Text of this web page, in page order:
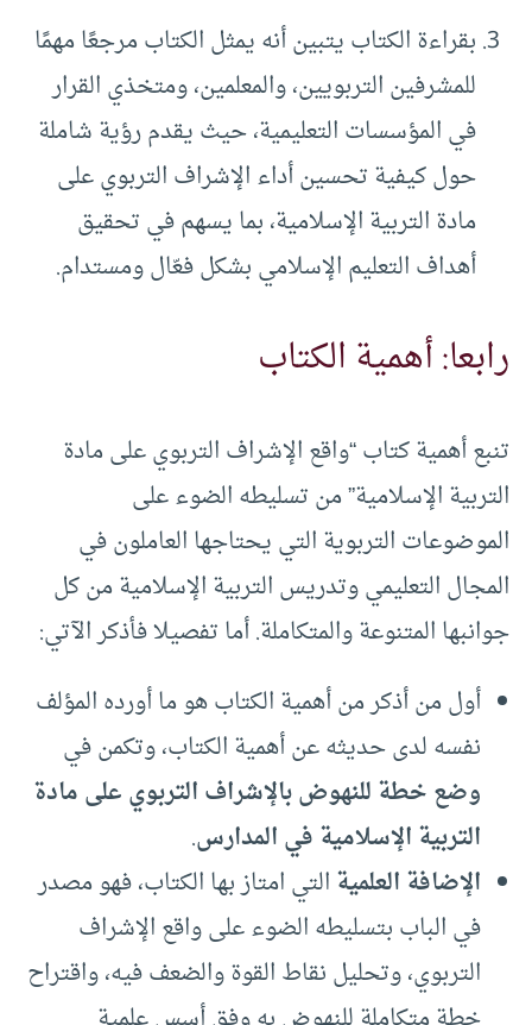
بقراءة الكتاب يتبين أنه يمثل الكتاب مرجعًا مهمًا
للمشرفين التربويين، والمعلمين، ومتخذي القرار
في المؤسسات التعليمية، حيث يقدم رؤية شاملة
حول كيفية تحسين أداء الإشراف التربوي على
مادة التربية الإسلامية، بما يسهم في تحقيق
أهداف التعليم الإسلامي بشكل فعّال ومستدام.
رابعا: أهمية الكتاب
تنبع أهمية كتاب “واقع الإشراف التربوي على مادة
التربية الإسلامية” من تسليطه الضوء على
الموضوعات التربوية التي يحتاجها العاملون في
المجال التعليمي وتدريس التربية الإسلامية من كل
جوانبها المتنوعة والمتكاملة. أما تفصيلا فأذكر الآتي:
أول من أذكر من أهمية الكتاب هو ما أورده المؤلف
نفسه لدى حديثه عن أهمية الكتاب، وتكمن في
وضع خطة للنهوض بالإشراف التربوي على مادة
التربية الإسلامية في المدارس.
الإضافة العلميةالتي امتاز بها الكتاب، فهو مصدر
في الباب بتسليطه الضوء على واقع الإشراف
التربوي، وتحليل نقاط القوة والضعف فيه، واقتراح